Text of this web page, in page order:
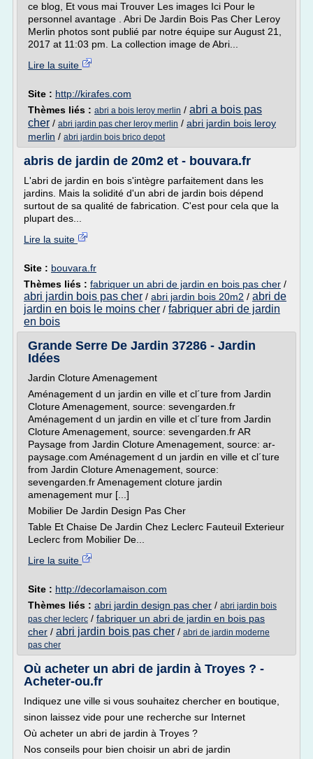
ce blog, Et vous mai Trouver Les images Ici Pour le
personnel avantage . Abri De Jardin Bois Pas Cher Leroy
Merlin photos sont publié par notre équipe sur August 21,
2017 at 11:03 pm. La collection image de Abri...
Lire la suite
Site : http://kirafes.com
Thèmes liés : abri a bois leroy merlin / abri a bois pas
cher / abri jardin pas cher leroy merlin / abri jardin bois leroy
merlin / abri jardin bois brico depot
abris de jardin de 20m2 et - bouvara.fr
L'abri de jardin en bois s'intègre parfaitement dans les
jardins. Mais la solidité d'un abri de jardin bois dépend
surtout de sa qualité de fabrication. C'est pour cela que la
plupart des...
Lire la suite
Site : bouvara.fr
Thèmes liés : fabriquer un abri de jardin en bois pas cher /
abri jardin bois pas cher / abri jardin bois 20m2 / abri de
jardin en bois le moins cher / fabriquer abri de jardin
en bois
Grande Serre De Jardin 37286 - Jardin
Idées
Jardin Cloture Amenagement
Aménagement d un jardin en ville et cl´ture from Jardin
Cloture Amenagement, source: sevengarden.fr
Aménagement d un jardin en ville et cl´ture from Jardin
Cloture Amenagement, source: sevengarden.fr AR
Paysage from Jardin Cloture Amenagement, source: ar-
paysage.com Aménagement d un jardin en ville et cl´ture
from Jardin Cloture Amenagement, source:
sevengarden.fr Amenagement cloture jardin
amenagement mur [...]
Mobilier De Jardin Design Pas Cher
Table Et Chaise De Jardin Chez Leclerc Fauteuil Exterieur
Leclerc from Mobilier De...
Lire la suite
Site : http://decorlamaison.com
Thèmes liés : abri jardin design pas cher / abri jardin bois
pas cher leclerc / fabriquer un abri de jardin en bois pas
cher / abri jardin bois pas cher / abri de jardin moderne
pas cher
Où acheter un abri de jardin à Troyes ? -
Acheter-ou.fr
Indiquez une ville si vous souhaitez chercher en boutique,
sinon laissez vide pour une recherche sur Internet
Où acheter un abri de jardin à Troyes ?
Nos conseils pour bien choisir un abri de jardin